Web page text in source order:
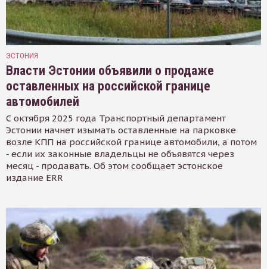
ЭСТОНИЯ
Власти Эстонии объявили о продаже
оставленных на российской границе
автомобилей
С октября 2025 года Транспортный департамент
Эстонии начнет изымать оставленные на парковке
возле КПП на российской границе автомобили, а потом
- если их законные владельцы не объявятся через
месяц - продавать. Об этом сообщает эстонское
издание ERR